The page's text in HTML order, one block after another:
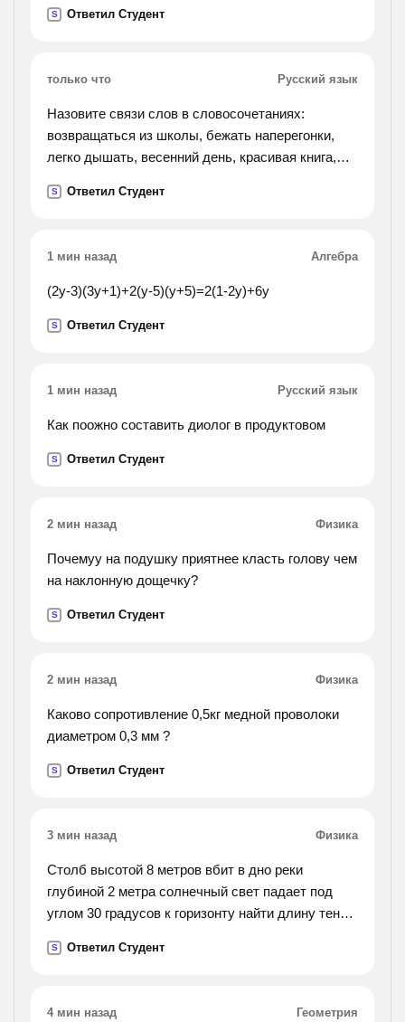
S Ответил Студент
только что Русский язык
Назовите связи слов в словосочетаниях:
возвращаться из школы, бежать наперегонки,
легко дышать, весенний день, красивая книга,
порядковое числительное, краткое
S Ответил Студент
1 мин назад Алгебра
(2y-3)(3y+1)+2(y-5)(y+5)=2(1-2y)+6y
S Ответил Студент
1 мин назад Русский язык
Как поожно составить диолог в продуктовом
S Ответил Студент
2 мин назад Физика
Почемуу на подушку приятнее класть голову чем
на наклонную дощечку?
S Ответил Студент
2 мин назад Физика
Каково сопротивление 0,5кг медной проволоки
диаметром 0,3 мм ?
S Ответил Студент
3 мин назад Физика
Столб высотой 8 метров вбит в дно реки
глубиной 2 метра солнечный свет падает под
углом 30 градусов к горизонту найти длину тени
S Ответил Студент
4 мин назад Геометрия